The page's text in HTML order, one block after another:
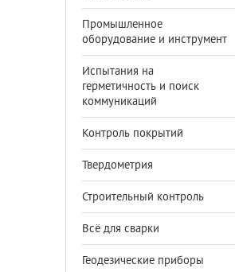
Промышленное
оборудование и инструмент
Испытания на
герметичность и поиск
коммуникаций
Контроль покрытий
Твердометрия
Строительный контроль
Всё для сварки
Геодезические приборы